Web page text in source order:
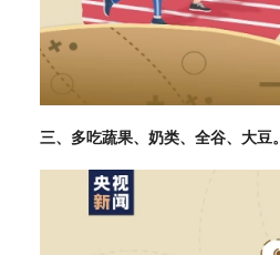
三、多吃蔬果、奶类、全谷、大豆。